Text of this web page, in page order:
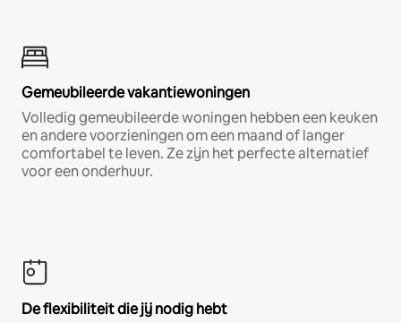
Gemeubileerde vakantiewoningen
Volledig gemeubileerde woningen hebben een keuken
en andere voorzieningen om een maand of langer
comfortabel te leven. Ze zijn het perfecte alternatief
voor een onderhuur.
De flexibiliteit die jij nodig hebt